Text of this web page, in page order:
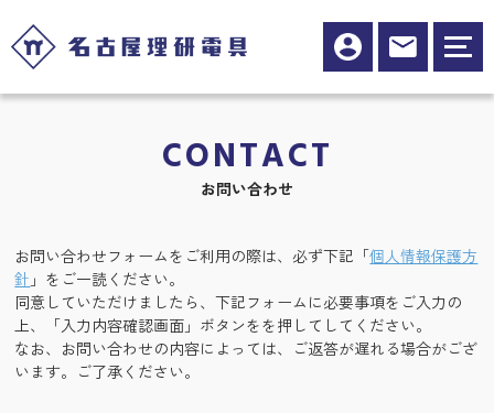
CONTACT
お問い合わせ
お問い合わせフォームをご利用の際は、必ず下記「個人情報保護方
針 」をご一読ください。
同意していただけましたら、下記フォームに必要事項をご入力の
上、「入力内容確認画面」ボタンをを押してしてください。
なお、お問い合わせの内容によっては、ご返答が遅れる場合がござ
います。ご了承ください。